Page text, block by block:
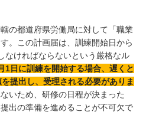
の都道府県労働局に対して「職業
。この計画届は、訓練開始日から
なければならないという厳格なル
1日に訓練を開始する場合、遅くと
提出し、受理される必要がありま
いため、研修の日程が決まった
出の準備を進めることが不可欠で